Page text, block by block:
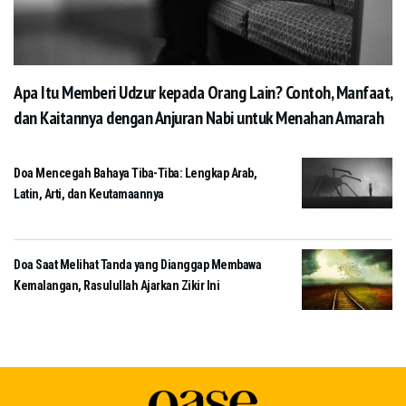
Apa Itu Memberi Udzur kepada Orang Lain? Contoh, Manfaat,
dan Kaitannya dengan Anjuran Nabi untuk Menahan Amarah
Doa Mencegah Bahaya Tiba-Tiba: Lengkap Arab,
Latin, Arti, dan Keutamaannya
Doa Saat Melihat Tanda yang Dianggap Membawa
Kemalangan, Rasulullah Ajarkan Zikir Ini